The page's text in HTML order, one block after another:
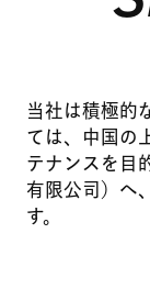
当社は積極的
ては、中国の
テナンスを目
有限公司）へ
す。